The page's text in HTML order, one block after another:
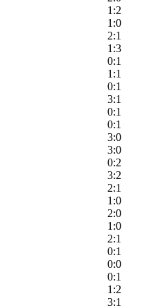
1:2
1:0
2:1
1:3
0:1
1:1
0:1
3:1
0:1
0:1
3:0
3:0
0:2
3:2
2:1
1:0
2:0
1:0
2:1
0:1
0:0
0:1
1:2
3:1